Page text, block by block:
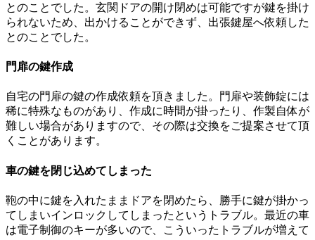
とのことでした。玄関ドアの開け閉めは可能ですが鍵を掛け
られないため、出かけることができず、出張鍵屋へ依頼した
とのことでした。
門扉の鍵作成
自宅の門扉の鍵の作成依頼を頂きました。門扉や装飾錠には
稀に特殊なものがあり、作成に時間が掛ったり、作製自体が
難しい場合がありますので、その際は交換をご提案させて頂
くことがあります。
車の鍵を閉じ込めてしまった
鞄の中に鍵を入れたままドアを閉めたら、勝手に鍵が掛かっ
てしまいインロックしてしまったというトラブル。最近の車
は電子制御のキーが多いので、こういったトラブルが増えて